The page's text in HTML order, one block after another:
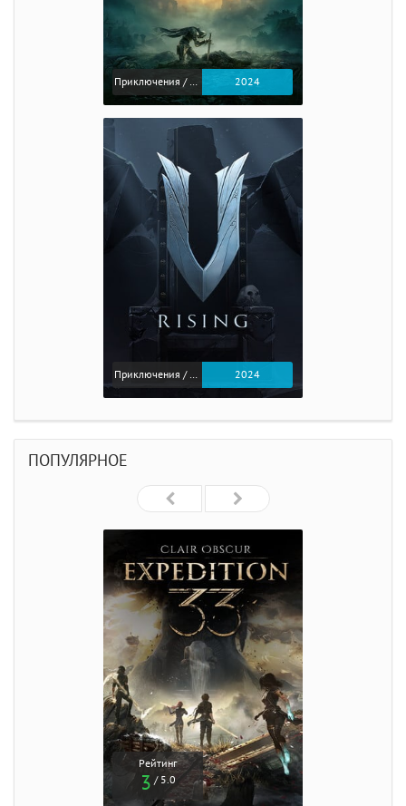
Приключения / Экшен / Ролевые 2024
Приключения / Экшен 2024
ПОПУЛЯРНОЕ
Рейтинг
3 / 5.0